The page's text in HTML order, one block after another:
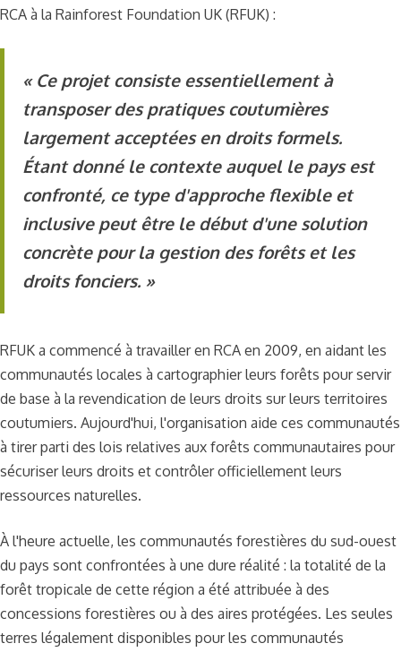
RCA à la Rainforest Foundation UK (RFUK) :
« Ce projet consiste essentiellement à
transposer des pratiques coutumières
largement acceptées en droits formels.
Étant donné le contexte auquel le pays est
confronté, ce type d'approche flexible et
inclusive peut être le début d'une solution
concrète pour la gestion des forêts et les
droits fonciers. »
RFUK a commencé à travailler en RCA en 2009, en aidant les
communautés locales à cartographier leurs forêts pour servir
de base à la revendication de leurs droits sur leurs territoires
coutumiers. Aujourd'hui, l'organisation aide ces communautés
à tirer parti des lois relatives aux forêts communautaires pour
sécuriser leurs droits et contrôler officiellement leurs
ressources naturelles.
À l'heure actuelle, les communautés forestières du sud-ouest
du pays sont confrontées à une dure réalité : la totalité de la
forêt tropicale de cette région a été attribuée à des
concessions forestières ou à des aires protégées. Les seules
terres légalement disponibles pour les communautés